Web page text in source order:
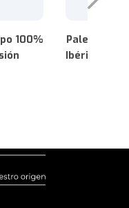
100%
Paleta de
Ibérica Alta